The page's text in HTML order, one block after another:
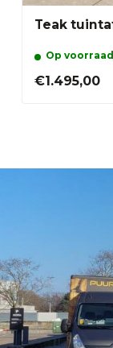
Geplaatst op
Teak
Op
€1.495,00